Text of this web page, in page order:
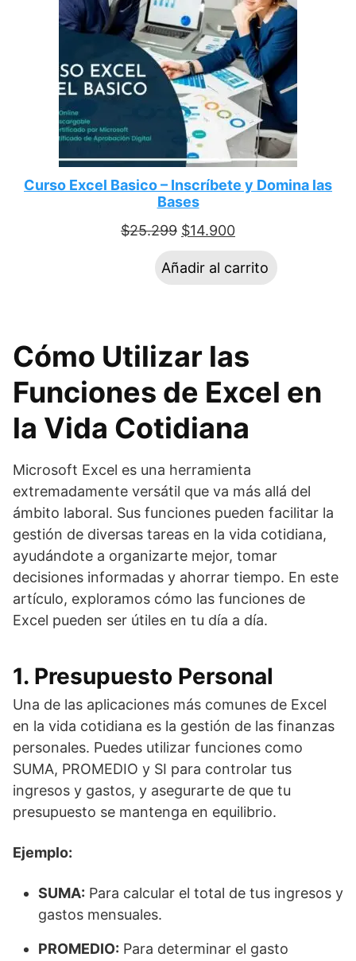
Curso Excel Basico – Inscríbete y Domina las
Bases
$25.299 $14.900
Añadir al carrito
Cómo Utilizar las
Funciones de Excel en
la Vida Cotidiana
Microsoft Excel es una herramienta
extremadamente versátil que va más allá del
ámbito laboral. Sus funciones pueden facilitar la
gestión de diversas tareas en la vida cotidiana,
ayudándote a organizarte mejor, tomar
decisiones informadas y ahorrar tiempo. En este
artículo, exploramos cómo las funciones de
Excel pueden ser útiles en tu día a día.
1. Presupuesto Personal
Una de las aplicaciones más comunes de Excel
en la vida cotidiana es la gestión de las finanzas
personales. Puedes utilizar funciones como
SUMA, PROMEDIO y SI para controlar tus
ingresos y gastos, y asegurarte de que tu
presupuesto se mantenga en equilibrio.
Ejemplo:
SUMA: Para calcular el total de tus ingresos y
gastos mensuales.
PROMEDIO: Para determinar el gasto